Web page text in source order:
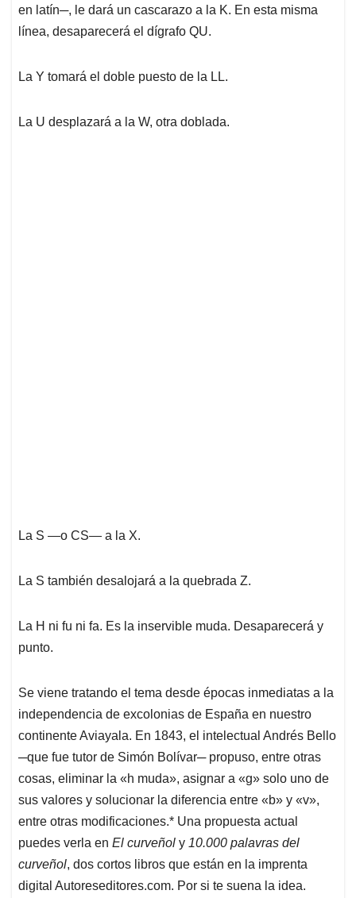
en latín─, le dará un cascarazo a la K. En esta misma
línea, desaparecerá el dígrafo QU.
La Y tomará el doble puesto de la LL.
La U desplazará a la W, otra doblada.
La S ―o CS― a la X.
La S también desalojará a la quebrada Z.
La H ni fu ni fa. Es la inservible muda. Desaparecerá y
punto.
Se viene tratando el tema desde épocas inmediatas a la
independencia de excolonias de España en nuestro
continente Aviayala. En 1843, el intelectual Andrés Bello
─que fue tutor de Simón Bolívar─ propuso, entre otras
cosas, eliminar la «h muda», asignar a «g» solo uno de
sus valores y solucionar la diferencia entre «b» y «v»,
entre otras modificaciones.*​ Una propuesta actual
puedes verla en El curveñol y 10.000 palavras del
curveñol, dos cortos libros que están en la imprenta
digital Autoreseditores.com. Por si te suena la idea.